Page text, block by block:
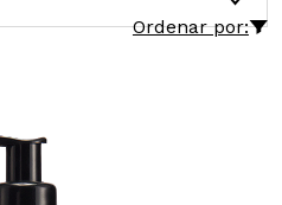
Ordenar por: